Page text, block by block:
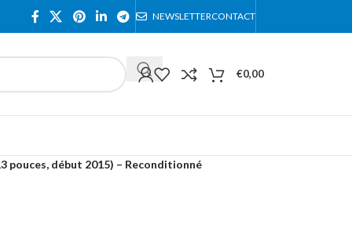
NEWSLETTERCONTACT
€0,00
pouces, début 2015) – Reconditionné